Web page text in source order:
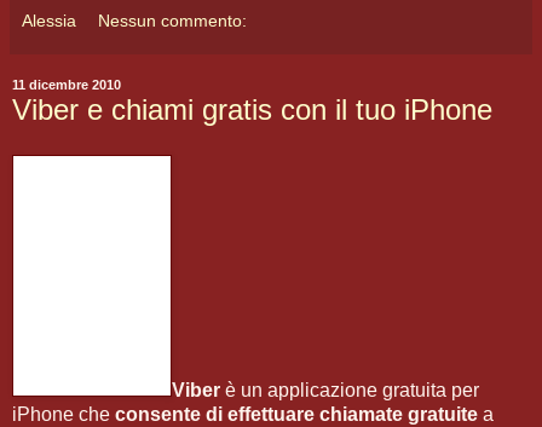
Alessia Nessun commento:
11 dicembre 2010
Viber e chiami gratis con il tuo iPhone
Viber è un applicazione gratuita per
iPhone che consente di effettuare chiamate gratuite a